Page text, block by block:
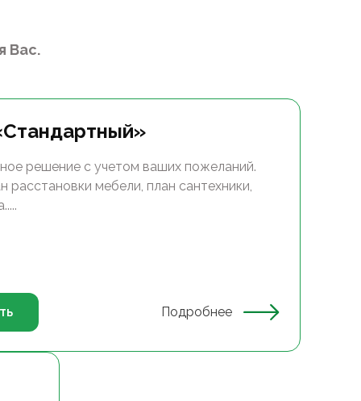
Вас.
решение с учетом ваших пожеланий.
расстановки мебели, план сантехники,
Подробнее